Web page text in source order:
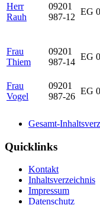
Herr
Rauh
09201
987-12
EG
Frau
Thiem
09201
987-14
EG
Frau
Vogel
09201
987-26
EG
Gesamt-
Quicklinks
Kontakt
Inhaltsverzeichnis
Impressum
Datenschutz